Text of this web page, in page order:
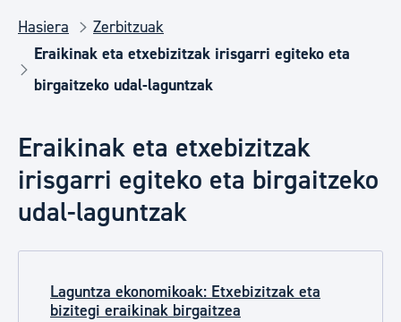
Hasiera
Zerbitzuak
Eraikinak eta etxebizitzak irisgarri egiteko eta
birgaitzeko udal-laguntzak
Eraikinak eta etxebizitzak
irisgarri egiteko eta birgaitzeko
udal-laguntzak
Laguntza ekonomikoak: Etxebizitzak eta
bizitegi eraikinak birgaitzea